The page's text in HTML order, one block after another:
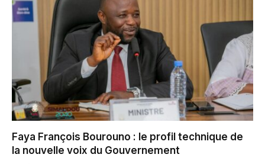
Faya François Bourouno : le profil technique de
la nouvelle voix du Gouvernement